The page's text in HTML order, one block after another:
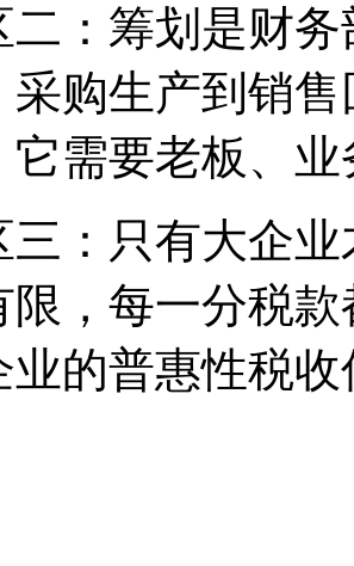
筹划是财务
采购生产到销
它需要老板、
只有大企业
限，每一分税
业的普惠性税